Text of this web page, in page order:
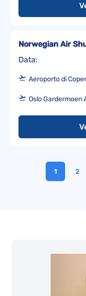
Data:
Norwegian Air
Aeroporto di
Oslo Gardermoen
1 2